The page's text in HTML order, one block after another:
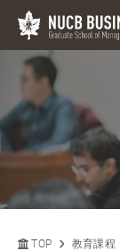
TOP 教育課程